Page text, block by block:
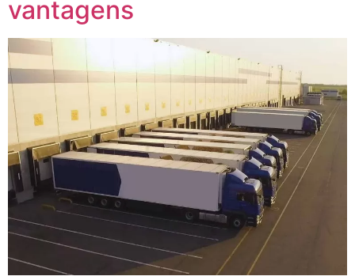
vantagens